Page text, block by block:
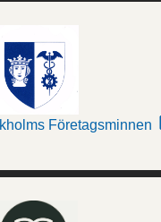
Företagsminnen